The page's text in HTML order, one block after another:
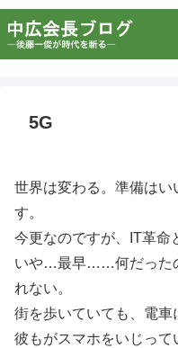
5G
世界は変わる。準備は
す。
今更なのですが、IT革命
いや…最早……何だった
れない。
街を歩いていても、電
彼もがスマホをいじって